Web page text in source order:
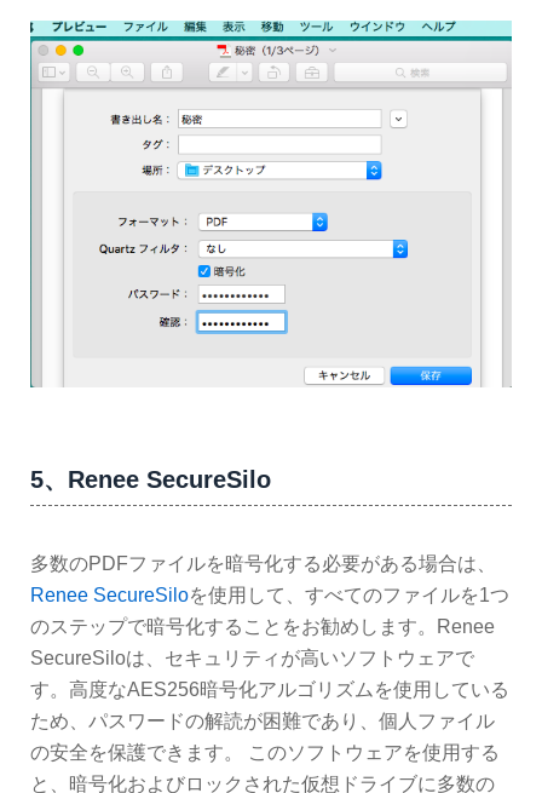
5、Renee SecureSilo
多数のPDFファイルを暗号化する必要がある場合は、
Renee SecureSiloを使用して、すべてのファイルを1つ
のステップで暗号化することをお勧めします。Renee
SecureSiloは、セキュリティが高いソフトウェアで
す。高度なAES256暗号化アルゴリズムを使用している
ため、パスワードの解読が困難であり、個人ファイル
の安全を保護できます。 このソフトウェアを使用する
と、暗号化およびロックされた仮想ドライブに多数の